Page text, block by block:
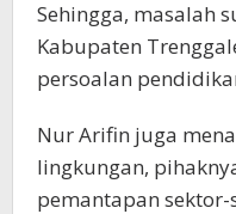
Sehingga, masalah
Kabupaten
persoalan
Nur Arifin juga
lingkungan,
pemantapan